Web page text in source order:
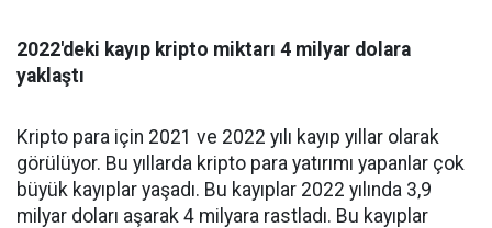
2022'deki kayıp kripto miktarı 4 milyar dolara
yaklaştı
Kripto para için 2021 ve 2022 yılı kayıp yıllar olarak
görülüyor. Bu yıllarda kripto para yatırımı yapanlar çok
büyük kayıplar yaşadı. Bu kayıplar 2022 yılında 3,9
milyar doları aşarak 4 milyara rastladı. Bu kayıplar